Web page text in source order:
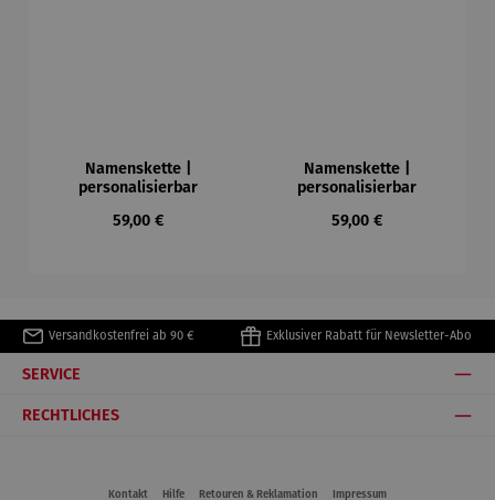
Namenskette |
personalisierbar
Regulärer Preis:
59,00 €
Namenskette |
personalisierbar
Regulärer Preis:
59,00 €
Versandkostenfrei ab 90 € Exklusiver Rabatt für Newsletter-Abo
SERVICE
RECHTLICHES
Kontakt Hilfe Retouren & Reklamation Impressum